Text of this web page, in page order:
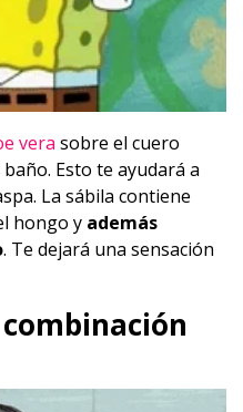
vera sobre el cuero
Esto te ayudará a
La sábila contiene
hongo y además
. Te dejará una sensación